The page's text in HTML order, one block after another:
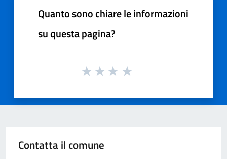
Quanto sono chiare le informazioni
su questa pagina?
Contatta il comune